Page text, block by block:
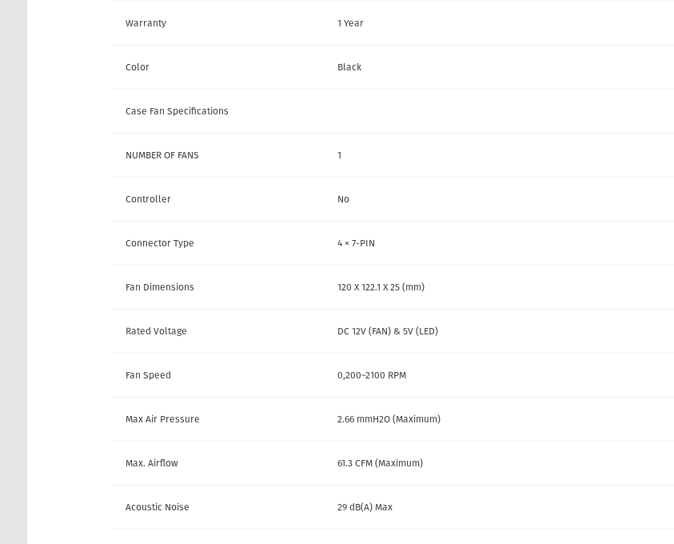
Warranty 1 Year
Color Black
Case Fan Specifications
NUMBER OF FANS 1
Controller No
Connector Type 4 × 7-PIN
Fan Dimensions 120 X 122.1 X 25 (mm)
Rated Voltage DC 12V (FAN) & 5V (LED)
Fan Speed 0,200~2100 RPM
Max Air Pressure 2.66 mmH2O (Maximum)
Max. Airflow 61.3 CFM (Maximum)
Acoustic Noise 29 dB(A) Max